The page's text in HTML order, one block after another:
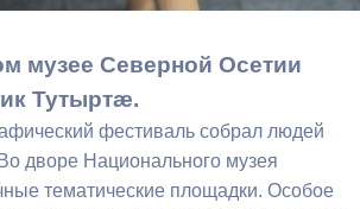
музее Северной Осетии
Тутыртæ.
фестиваль собрал людей
дворе Национального музея
тематические площадки. Особое